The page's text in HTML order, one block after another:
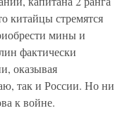
китайцы стремятся
мины и
фактически
оказывая
так и России. Но ни
к войне.